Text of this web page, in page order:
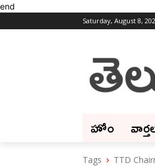
end
Saturday, August 8,
హోం
Tags TTD